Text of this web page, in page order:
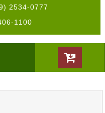
2534-0777
1100